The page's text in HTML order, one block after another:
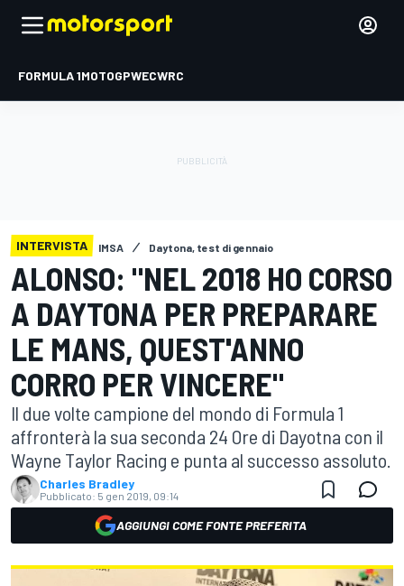
FORMULA 1MOTOGPWECWRC
INTERVISTA IMSA Daytona, test di gennaio
ALONSO: "NEL 2018 HO CORSO
A DAYTONA PER PREPARARE
LE MANS, QUEST'ANNO
CORRO PER VINCERE"
Il due volte campione del mondo di Formula 1
affronterà la sua seconda 24 Ore di Dayotna con il
Wayne Taylor Racing e punta al successo assoluto.
Charles Bradley
Pubblicato: 5 gen 2019, 09:14
AGGIUNGI COME FONTE PREFERITA